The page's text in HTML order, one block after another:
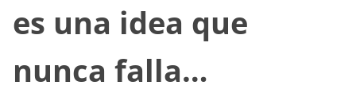
es una idea que
nunca falla…